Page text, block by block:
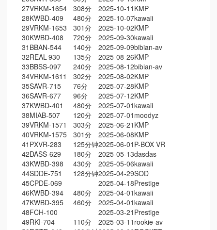
27VRKM-1654 308分 2025-10-11 KMP
28KWBD-409 480分 2025-10-07kawaii
29VRKM-1653 301分 2025-10-02KMP
30KWBD-408 720分 2025-09-30kawaii
31 BBAN-544 140分 2025-09-09bibian-av
32REAL-930 135分 2025-08-26KMP
33BBSS-097 240分 2025-08-12bibian-av
34VRKM-1611 302分 2025-08-02KMP
35SAVR-715 76分 2025-07-28KMP
36SAVR-677 96分 2025-07-12KMP
37KWBD-401 480分 2025-07-01kawaii
38MIAB-507 120分 2025-07-01 moodyz
39VRKM-1571 303分 2025-06-21 KMP
40VRKM-1575 301分 2025-06-08KMP
41 PXVR-283 125分钟2025-06-01 P-BOX VR
42DASS-629 180分 2025-05-13dasdas
43KWBD-398 430分 2025-05-06kawaii
44SDDE-751 128分钟2025-04-29SOD
45CPDE-069 2025-04-18Prestige
46KWBD-394 480分 2025-04-01kawaii
47KWBD-395 460分 2025-04-01kawaii
48FCH-100 2025-03-21 Prestige
49RKI-704 110分 2025-03-11 rookie-av